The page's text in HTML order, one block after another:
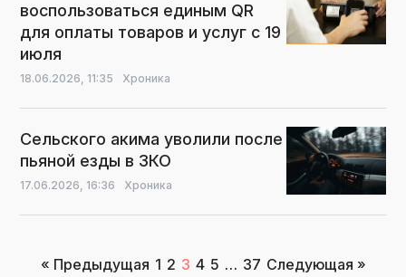
воспользоваться единым QR
для оплаты товаров и услуг с 19
июля
18.06.2026, 11:35 Хроника
Сельского акима уволили после
пьяной езды в ЗКО
17.06.2026, 16:36 Хроника
Пагинация
« Предыдущая 1 2 3 4 5 … 37 Следующая »